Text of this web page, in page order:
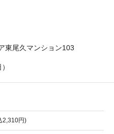
東尾久マンション103
2,310円)